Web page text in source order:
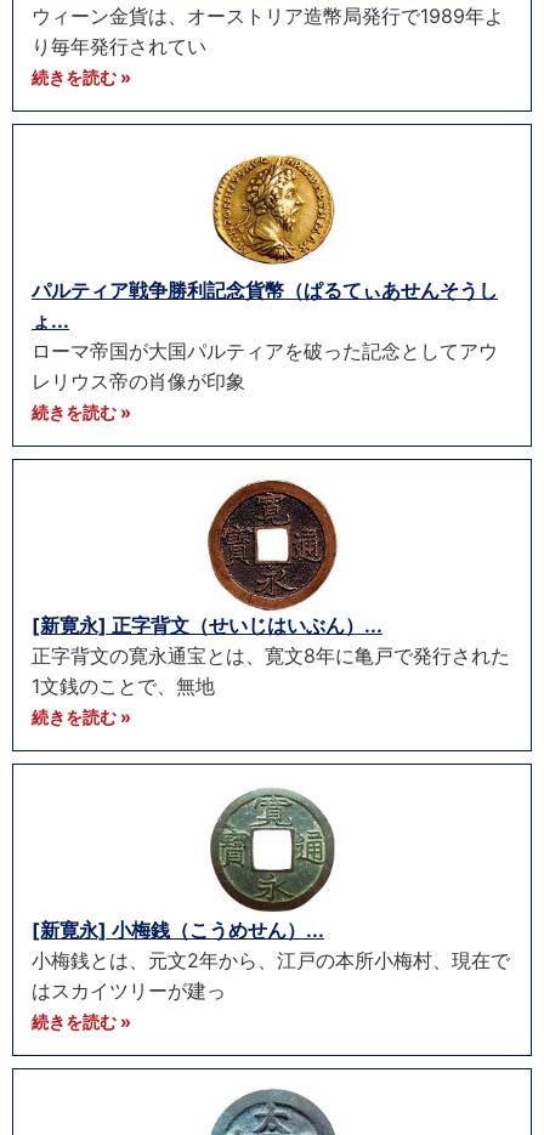
ウィーン金貨は、オーストリア造幣局発行で1989年よ
り毎年発行されてい
続きを読む »
パルティア戦争勝利記念貨幣（ぱるてぃあせんそうし
ょ...
ローマ帝国が大国パルティアを破った記念としてアウ
レリウス帝の肖像が印象
続きを読む »
[新寛永] 正字背文（せいじはいぶん）...
正字背文の寛永通宝とは、寛文8年に亀戸で発行された
1文銭のことで、無地
続きを読む »
[新寛永] 小梅銭（こうめせん）...
小梅銭とは、元文2年から、江戸の本所小梅村、現在で
はスカイツリーが建っ
続きを読む »